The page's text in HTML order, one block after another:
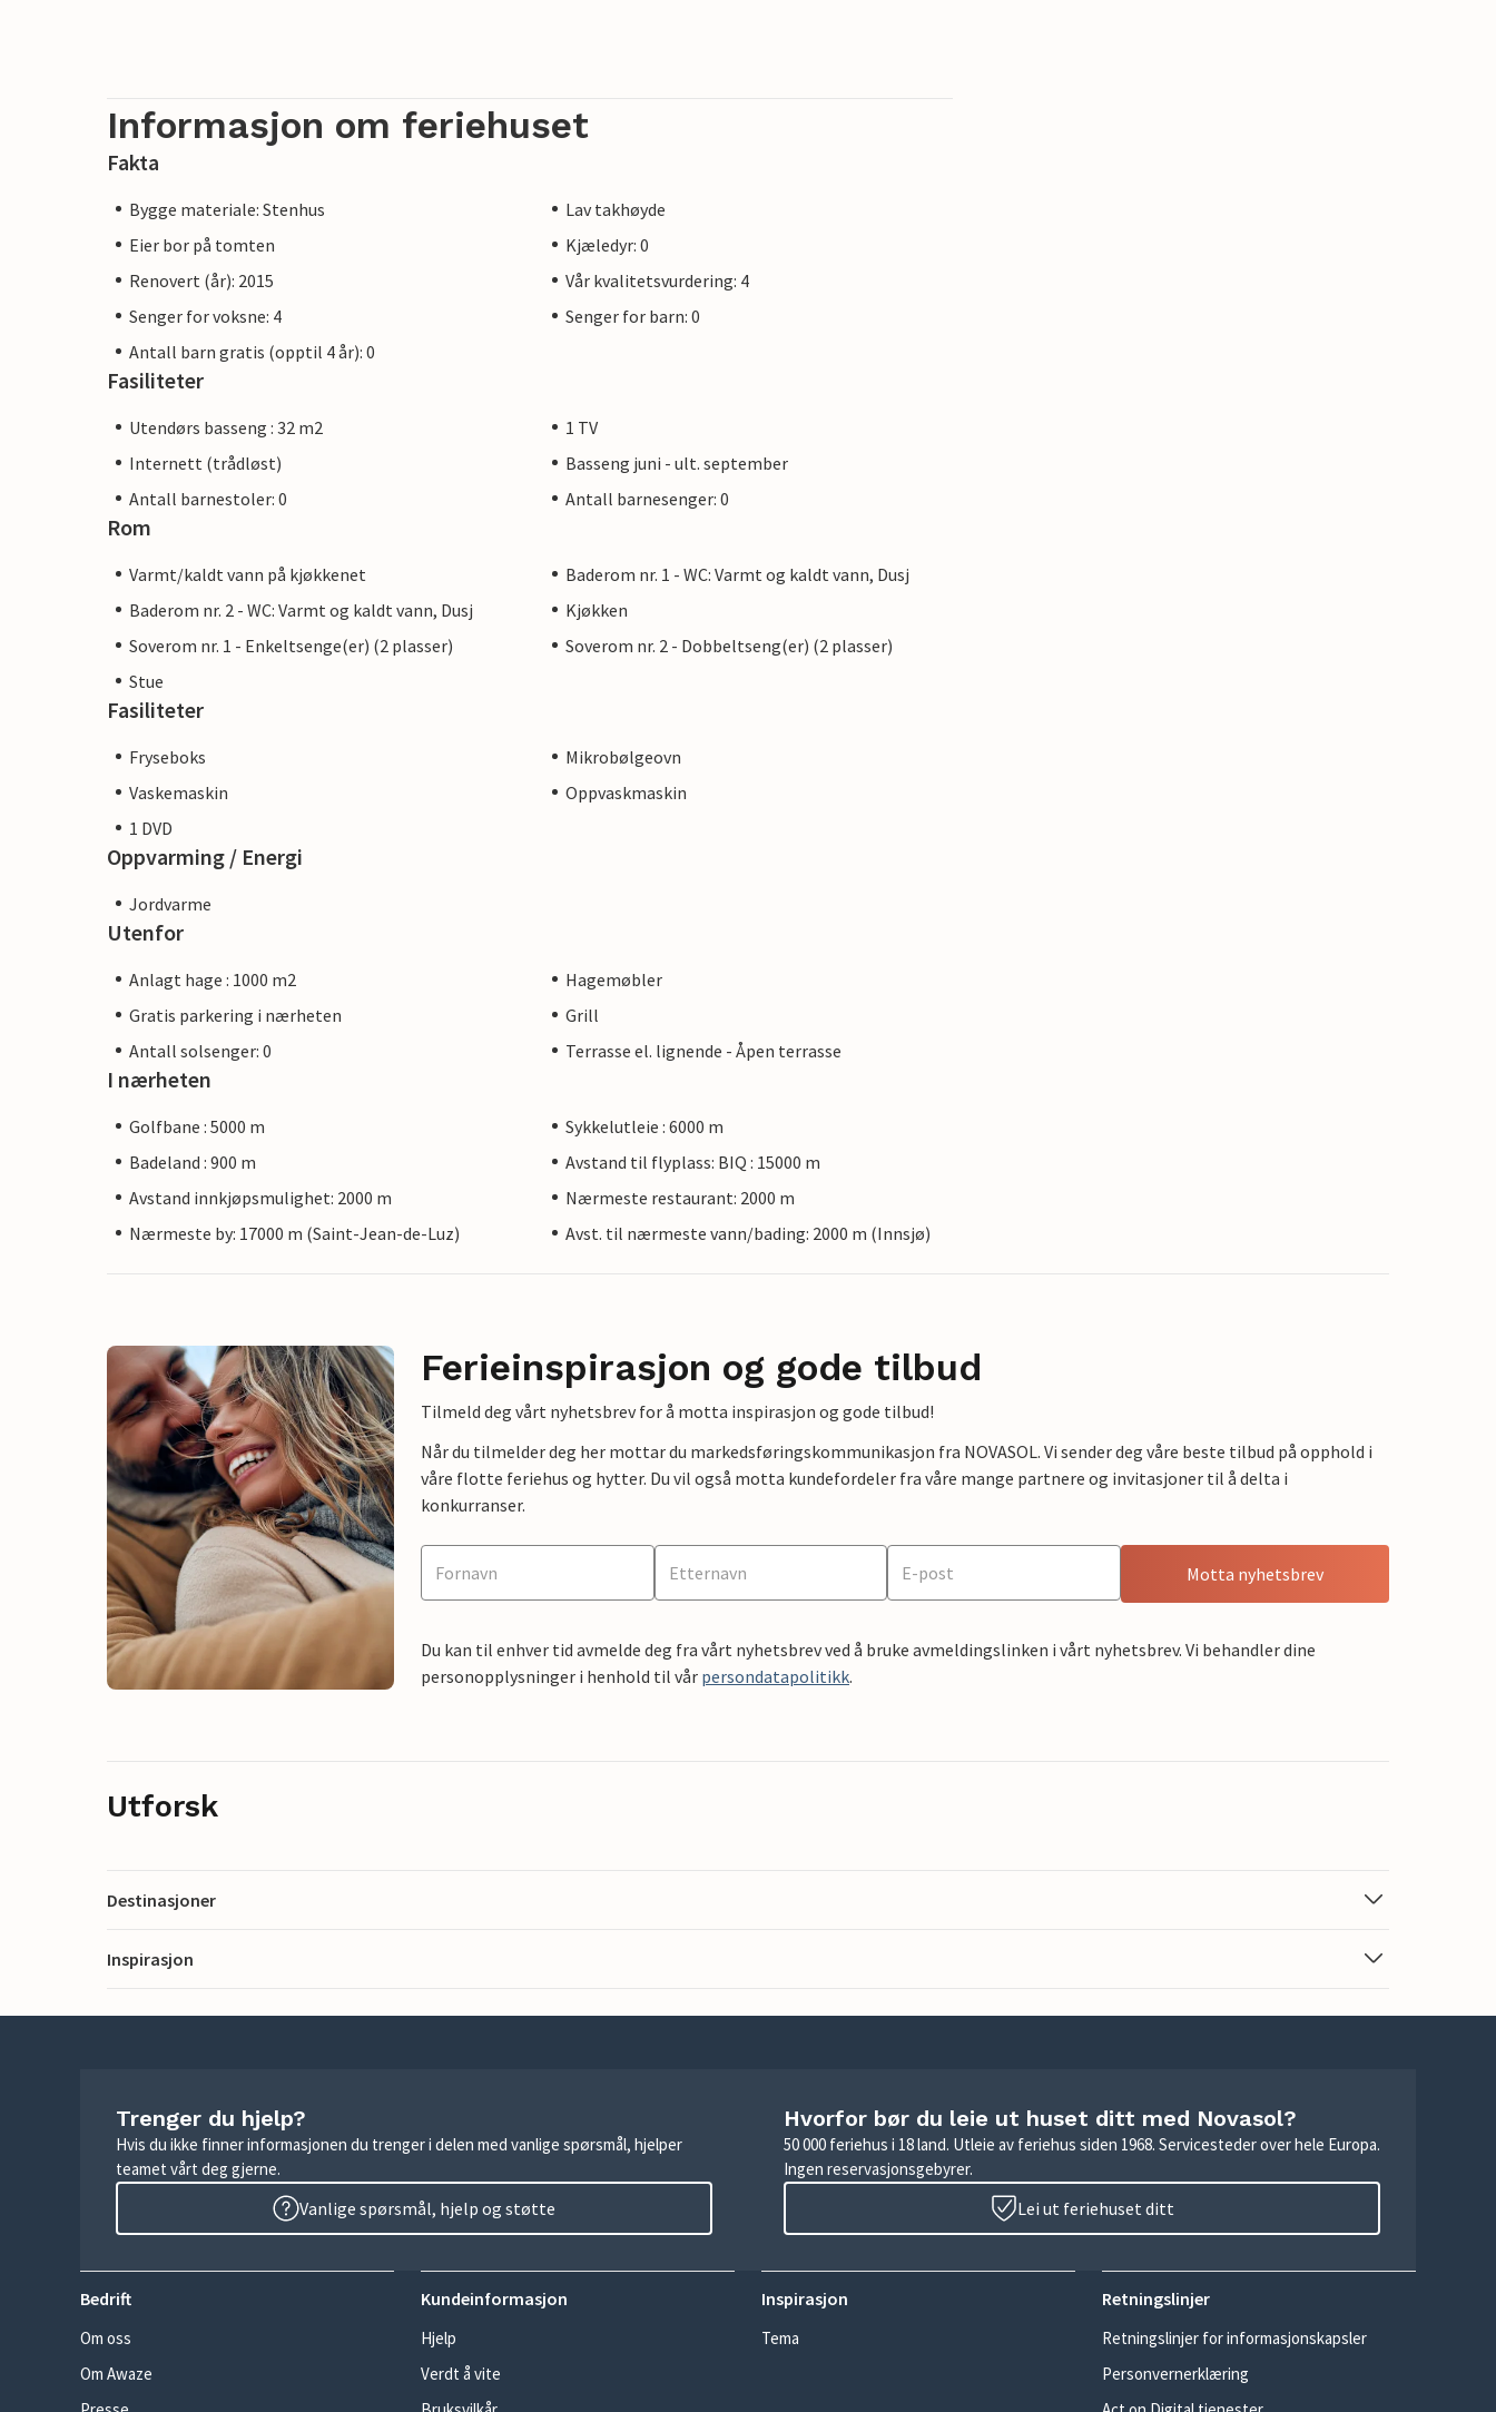
Informasjon om feriehuset
Fakta
Bygge materiale: Stenhus
Lav takhøyde
Eier bor på tomten
Kjæledyr: 0
Renovert (år): 2015
Vår kvalitetsvurdering: 4
Senger for voksne: 4
Senger for barn: 0
Antall barn gratis (opptil 4 år): 0
Fasiliteter
Utendørs basseng : 32 m2
1 TV
Internett (trådløst)
Basseng juni - ult. september
Antall barnestoler: 0
Antall barnesenger: 0
Rom
Varmt/kaldt vann på kjøkkenet
Baderom nr. 1 - WC: Varmt og kaldt vann, Dusj
Baderom nr. 2 - WC: Varmt og kaldt vann, Dusj
Kjøkken
Soverom nr. 1 - Enkeltsenge(er) (2 plasser)
Soverom nr. 2 - Dobbeltseng(er) (2 plasser)
Stue
Fasiliteter
Fryseboks
Mikrobølgeovn
Vaskemaskin
Oppvaskmaskin
1 DVD
Oppvarming / Energi
Jordvarme
Utenfor
Anlagt hage : 1000 m2
Hagemøbler
Gratis parkering i nærheten
Grill
Antall solsenger: 0
Terrasse el. lignende - Åpen terrasse
I nærheten
Golfbane : 5000 m
Sykkelutleie : 6000 m
Badeland : 900 m
Avstand til flyplass: BIQ : 15000 m
Avstand innkjøpsmulighet: 2000 m
Nærmeste restaurant: 2000 m
Nærmeste by: 17000 m (Saint-Jean-de-Luz)
Avst. til nærmeste vann/bading: 2000 m (Innsjø)
Ferieinspirasjon og gode tilbud
Tilmeld deg vårt nyhetsbrev for å motta inspirasjon og gode tilbud!
Når du tilmelder deg her mottar du markedsføringskommunikasjon fra NOVASOL. Vi sender deg våre beste tilbud på opphold i
våre flotte feriehus og hytter. Du vil også motta kundefordeler fra våre mange partnere og invitasjoner til å delta i
konkurranser.
Motta nyhetsbrev
Du kan til enhver tid avmelde deg fra vårt nyhetsbrev ved å bruke avmeldingslinken i vårt nyhetsbrev. Vi behandler dine
personopplysninger i henhold til vår persondatapolitikk.
Utforsk
Destinasjoner
Inspirasjon
Trenger du hjelp?
Hvis du ikke finner informasjonen du trenger i delen med vanlige spørsmål, hjelper
teamet vårt deg gjerne.
Vanlige spørsmål, hjelp og støtte
Hvorfor bør du leie ut huset ditt med Novasol?
50 000 feriehus i 18 land. Utleie av feriehus siden 1968. Servicesteder over hele Europa.
Ingen reservasjonsgebyrer.
Lei ut feriehuset ditt
Bedrift
Om oss
Om Awaze
Kundeinformasjon
Hjelp
Verdt å vite
Inspirasjon
Tema
Retningslinjer
Retningslinjer for informasjonskapsler
Personvernerklæring